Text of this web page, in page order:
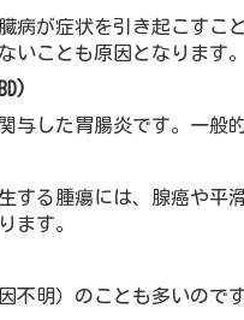
病が症状を引き起こすこ
いことも原因となります。
与した胃腸炎です。一般
する腫瘍には、腺癌や平
ます。
不明）のことも多いので